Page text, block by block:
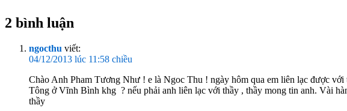
2 bình luận
ngocthu viết:
04/12/2013 lúc 11:58 chiều
Chào Anh Pham Tương Như ! e là Ngoc Thu ! ngày hôm qua em liên lạc được
Tông ở Vĩnh Bình khg ? nếu phải anh liên lạc với thầy , thầy mong tin anh. Vài
thầy